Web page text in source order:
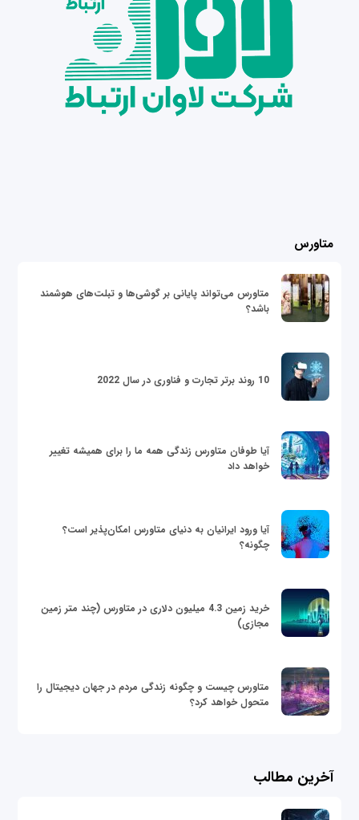
متاورس
متاورس می‌تواند پایانی بر گوشی‌ها و تبلت‌های هوشمند
باشد؟
10 روند برتر تجارت و فناوری در سال 2022
آیا طوفان متاورس زندگی همه ما را برای همیشه تغییر
خواهد داد
آیا ورود ایرانیان به دنیای متاورس امکان‌پذیر است؟
چگونه؟
خرید زمین 4.3 میلیون دلاری در متاورس (چند متر زمین
مجازی)
متاورس چیست و چگونه زندگی مردم در جهان دیجیتال را
متحول خواهد کرد؟
آخرین مطالب